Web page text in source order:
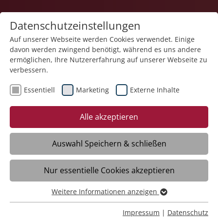
Pflege
Service-Wohnen Weil im Schönbuch
Datenschutzeinstellungen
Auf unserer Webseite werden Cookies verwendet. Einige
davon werden zwingend benötigt, während es uns andere
ermöglichen, Ihre Nutzererfahrung auf unserer Webseite zu
verbessern.
Essentiell Marketing Externe Inhalte
Alle akzeptieren
Auswahl Speichern & schließen
Nur essentielle Cookies akzeptieren
Essentiell
Essentielle Cookies werden für grundlegende Funktionen
Weitere Informationen anzeigen
Impressum | Datenschutz